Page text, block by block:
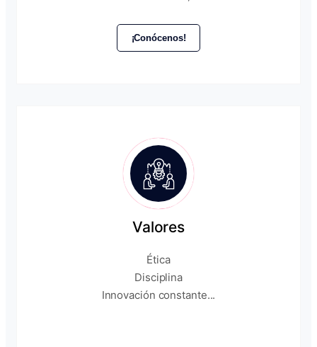
¡Conócenos!
Valores
Ética
Disciplina
Innovación constante...